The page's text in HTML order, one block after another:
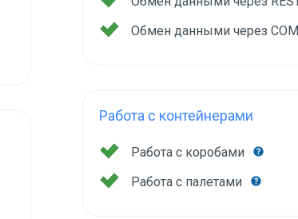
Обмен данными через
Работа с контейнерами
Работа с коробами
Работа с палетами